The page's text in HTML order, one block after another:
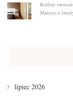
Rośliny
Marzysz o
lipiec 2026